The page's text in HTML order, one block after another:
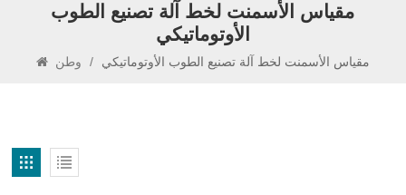
مقياس الأسمنت لخط آلة تصنيع الطوب
الأوتوماتيكي
/ مقياس الأسمنت لخط آلة تصنيع الطوب الأوتوماتيكي